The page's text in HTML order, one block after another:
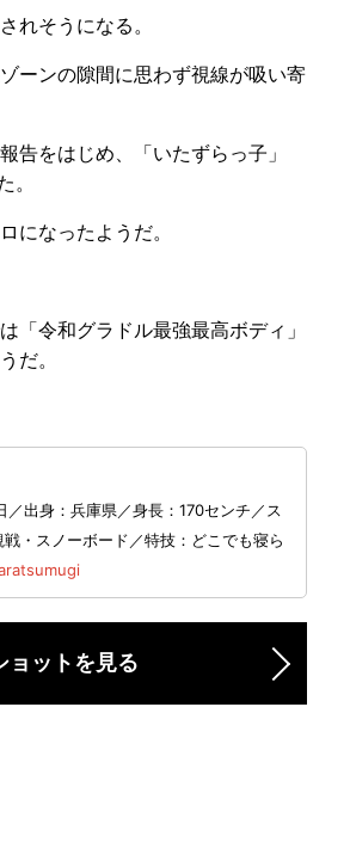
れそうになる。
ーンの隙間に思わず視線が吸い寄
をはじめ、「いたずらっ子」
になったようだ。
令和グラドル最強最高ボディ」
だ。
出身：兵庫県／身長：170センチ／ス
・スノーボード／特技：どこでも寝ら
ョットを見る